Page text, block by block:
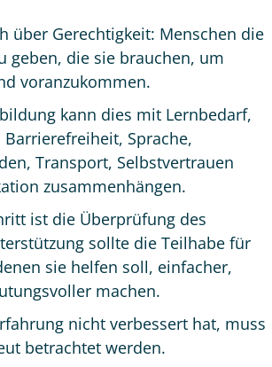
über Gerechtigkeit: Menschen die
geben, die sie brauchen, um
voranzukommen.
kann dies mit Lernbedarf,
Sprache,
Transport, Selbstvertrauen
zusammenhängen.
ist die Überprüfung des
sollte die Teilhabe für
sie helfen soll, einfacher,
machen.
nicht verbessert hat, muss
betrachtet werden.